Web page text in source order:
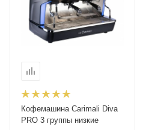
Кофемашина Carimali Diva
PRO 3 группы низкие